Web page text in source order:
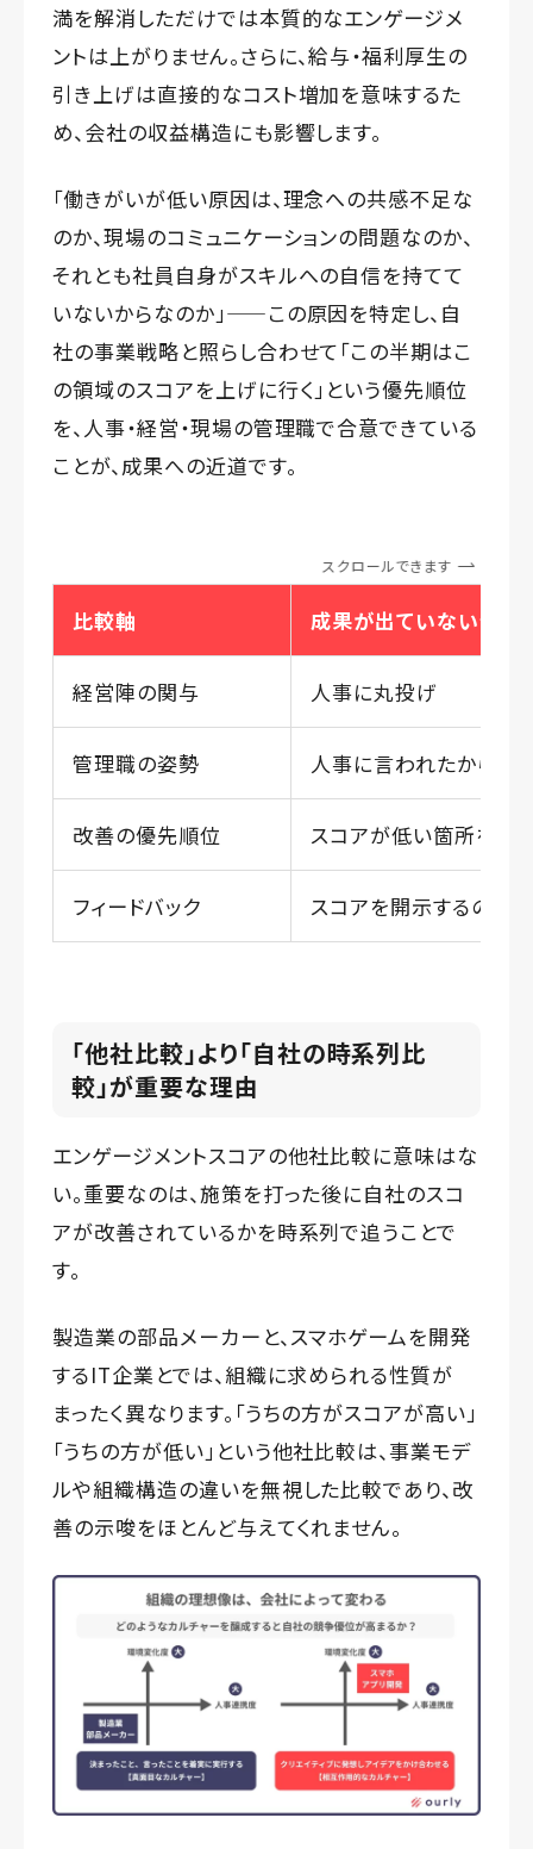
満を解消しただけでは本質的なエンゲージメ
ントは上がりません。さらに、給与・福利厚生の
引き上げは直接的なコスト増加を意味するた
め、会社の収益構造にも影響します。
「働きがいが低い原因は、理念への共感不足な
のか、現場のコミュニケーションの問題なのか、
それとも社員自身がスキルへの自信を持てて
いないからなのか」——この原因を特定し、自
社の事業戦略と照らし合わせて「この半期はこ
の領域のスコアを上げに行く」という優先順位
を、人事・経営・現場の管理職で合意できている
ことが、成果への近道です。
スクロールできます
比較軸 成果が出ていない企業
経営陣の関与 人事に丸投げ
管理職の姿勢 人事に言われたから対
改善の優先順位 スコアが低い箇所を全
フィードバック スコアを開示するのみ
「他社比較」より「自社の時系列比
較」が重要な理由
エンゲージメントスコアの他社比較に意味はな
い。重要なのは、施策を打った後に自社のスコ
アが改善されているかを時系列で追うことで
す。
製造業の部品メーカーと、スマホゲームを開発
するIT企業とでは、組織に求められる性質が
まったく異なります。「うちの方がスコアが高い」
「うちの方が低い」という他社比較は、事業モデ
ルや組織構造の違いを無視した比較であり、改
善の示唆をほとんど与えてくれません。